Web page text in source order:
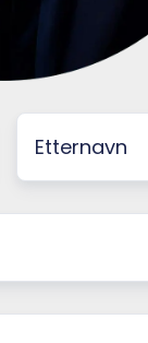
Etternavn*